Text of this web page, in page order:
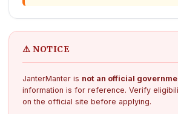
⚠️ NOTICE
JanterManter is not an official
information is for reference. Verify
on the official site before applying.